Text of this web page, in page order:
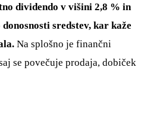
dividendo v višini 2,8 % in
sredstev, kar kaže
Na splošno je finančni
se povečuje prodaja, dobiček